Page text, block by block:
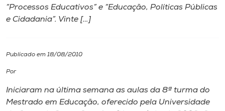
Internacionalização
Cultura
“Processos Educativos” e “Educação, Políticas Públicas
e Cidadania”. Vinte […]
Publicado em 18/08/2010
Por
Iniciaram na última semana as aulas da 8ª turma do
Mestrado em Educação, oferecido pela Universidade